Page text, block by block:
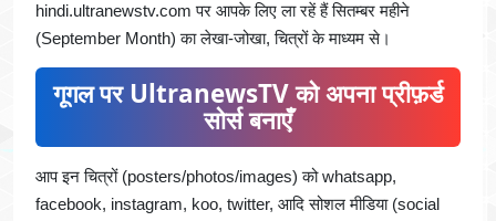
hindi.ultranewstv.com पर आपके लिए ला रहें हैं सितम्बर महीने
(September Month) का लेखा-जोखा, चित्रों के माध्यम से।
गूगल पर UltranewsTV को अपना प्रीफ़र्ड
सोर्स बनाएँ
आप इन चित्रों (posters/photos/images) को whatsapp,
facebook, instagram, koo, twitter, आदि सोशल मीडिया (social